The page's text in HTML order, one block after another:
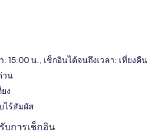
: 15:00 น., เช็กอินได้จนถึงเวลา: เที่ยงคืน
วน
ง
ไร้สัมผัส
บการเช็กอิน